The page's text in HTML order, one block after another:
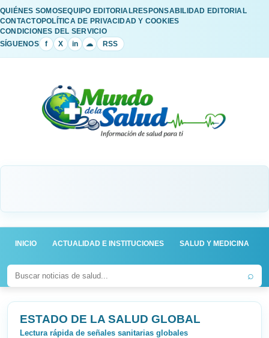
QUIÉNES SOMOSEQUIPO EDITORIALRESPONSABILIDAD EDITORIAL
CONTACTOPOLÍTICA DE PRIVACIDAD Y COOKIES
CONDICIONES DEL SERVICIO
SÍGUENOS
f X in ☁ RSS
INICIO ACTUALIDAD E INSTITUCIONES SALUD Y MEDICINA
⌕
ESTADO DE LA SALUD GLOBAL
Lectura rápida de señales sanitarias globales